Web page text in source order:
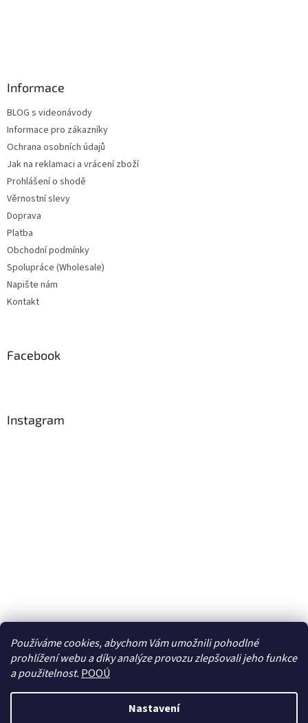
Používáme cookies, abychom Vám umožnili pohodlné
prohlížení webu a díky analýze provozu zlepšovali jeho funkce
a použitelnost. POOÚ
Nastavení
Informace
BLOG s videonávody
Informace pro zákazníky
Ochrana osobních údajů
Jak na reklamaci a vrácení zboží
Prohlášení o shodě
Věrnostní slevy
Doprava
Platba
Obchodní podmínky
Spolupráce (Wholesale)
Napište nám
Kontakt
Facebook
Instagram
Sledovat na Instagramu
Vytvořil Shoptet